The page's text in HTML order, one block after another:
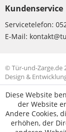
Kundenservice
Servicetelefon:
E-Mail:
© Tür-und-Zarge.de
Design &
Diese Website
der Website
Andere Cookies,
erhöhen, der